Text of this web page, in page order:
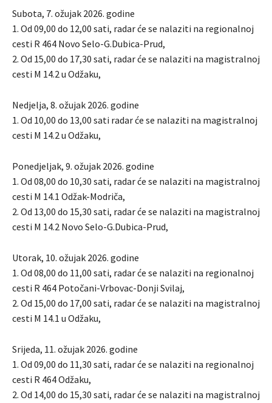
Subota, 7. ožujak 2026. godine
1. Od 09,00 do 12,00 sati, radar će se nalaziti na regionalnoj
cesti R 464 Novo Selo-G.Dubica-Prud,
2. Od 15,00 do 17,30 sati, radar će se nalaziti na magistralnoj
cesti M 14.2 u Odžaku,
Nedjelja, 8. ožujak 2026. godine
1. Od 10,00 do 13,00 sati radar će se nalaziti na magistralnoj
cesti M 14.2 u Odžaku,
Ponedjeljak, 9. ožujak 2026. godine
1. Od 08,00 do 10,30 sati, radar će se nalaziti na magistralnoj
cesti M 14.1 Odžak-Modriča,
2. Od 13,00 do 15,30 sati, radar će se nalaziti na magistralnoj
cesti M 14.2 Novo Selo-G.Dubica-Prud,
Utorak, 10. ožujak 2026. godine
1. Od 08,00 do 11,00 sati, radar će se nalaziti na regionalnoj
cesti R 464 Potočani-Vrbovac-Donji Svilaj,
2. Od 15,00 do 17,00 sati, radar će se nalaziti na magistralnoj
cesti M 14.1 u Odžaku,
Srijeda, 11. ožujak 2026. godine
1. Od 09,00 do 11,30 sati, radar će se nalaziti na regionalnoj
cesti R 464 Odžaku,
2. Od 14,00 do 15,30 sati, radar će se nalaziti na magistralnoj